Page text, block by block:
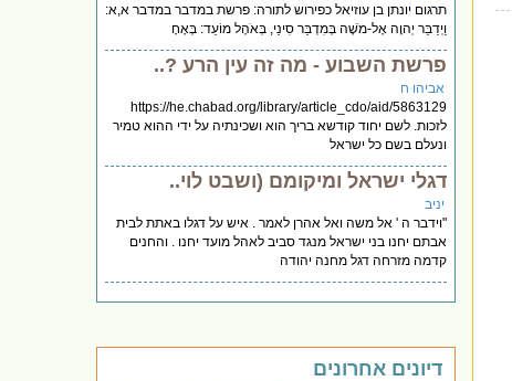
תרגום יונתן בן עוזיאל כפירוש לתורה: פרשת במדבר במדבר א,א:
וַיְדַבֵּר יְהוָה אֶל-מֹשֶׁה בְּמִדְבַּר סִינַי, בְּאֹהֶל מוֹעֵד: בְּאֶחָ
פרשת השבוע - מה זה עין הרע ?..
אביהו ח
https://he.chabad.org/library/article_cdo/aid/5863129
לזכות. לשם יחוד קודשא בריך הוא ושכינתיה על ידי ההוא טמיר
ונעלם בשם כל ישראל
דגלי ישראל ומיקומם (ושבט לוי..
יניב
"וידבר ה ' אל משה ואל אהרן לאמר . איש על דגלו באתת לבית
אבתם יחנו בני ישראל מנגד סביב לאהל מועד יחנו . והחנים
קדמה מזרחה דגל מחנה יהודה
דיונים אחרונים